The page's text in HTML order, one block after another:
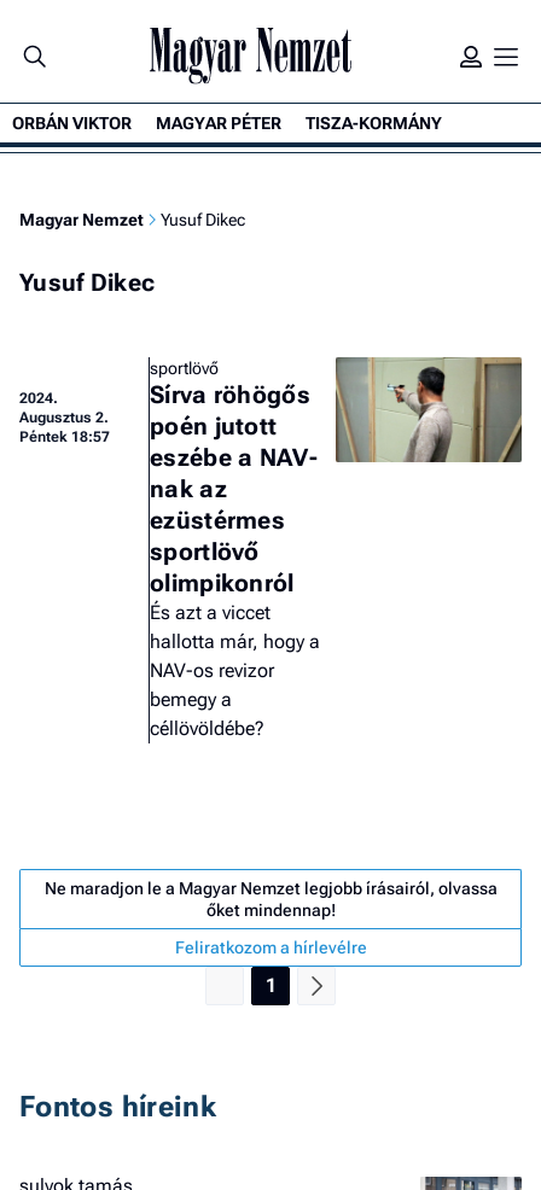
ORBÁN VIKTOR MAGYAR PÉTER TISZA-KORMÁNY
Magyar Nemzet Yusuf Dikec
Yusuf Dikec
2024.
Augusztus 2.
Péntek 18:57
sportlövő
Sírva röhögős
poén jutott
eszébe a NAV-
nak az
ezüstérmes
sportlövő
olimpikonról
És azt a viccet
hallotta már, hogy a
NAV-os revizor
bemegy a
céllövöldébe?
Ne maradjon le a Magyar Nemzet legjobb írásairól, olvassa
őket mindennap!
Feliratkozom a hírlevélre
1
Fontos híreink